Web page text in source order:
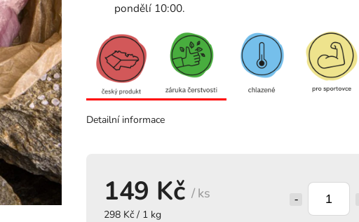
149 Kč / ks
298 Kč / 1 kg
pondělí 10:00.
Detailní informace